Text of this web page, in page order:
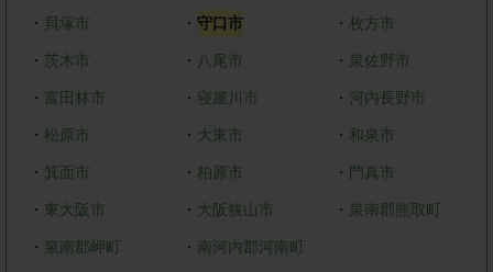
・ 貝塚市 ・ 守口市 ・枚方市
・ 茨木市 ・ 八尾市 ・ 泉佐野市
・ 富田林市 ・ 寝屋川市 ・ 河内長野市
・ 松原市 ・ 大東市 ・ 和泉市
・ 箕面市 ・ 柏原市 ・ 門真市
・ 東大阪市 ・ 大阪狭山市 ・ 泉南郡熊取町
・ 泉南郡岬町 ・ 南河内郡河南町